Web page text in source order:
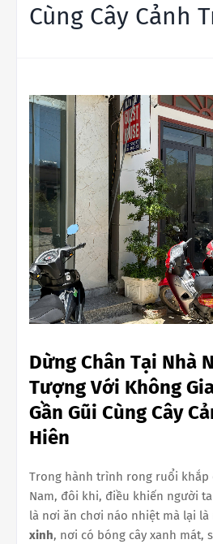
Cùng Cây Cảnh
Dừng Chân Tại Nhà
Tượng Với Không
Gần Gũi Cùng Cây
Hiên
Trong hành trình rong ruổi khắp
Nam, đôi khi, điều khiến người
là nơi ăn chơi náo nhiệt mà lại
xinh, nơi có bóng cây xanh mát,